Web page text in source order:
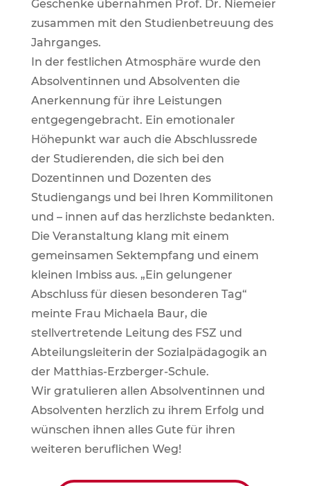
Geschenke übernahmen Prof. Dr. Niemeier
zusammen mit den Studienbetreuung des
Jahrganges.
In der festlichen Atmosphäre wurde den
Absolventinnen und Absolventen die
Anerkennung für ihre Leistungen
entgegengebracht. Ein emotionaler
Höhepunkt war auch die Abschlussrede
der Studierenden, die sich bei den
Dozentinnen und Dozenten des
Studiengangs und bei Ihren Kommilitonen
und – innen auf das herzlichste bedankten.
Die Veranstaltung klang mit einem
gemeinsamen Sektempfang und einem
kleinen Imbiss aus. „Ein gelungener
Abschluss für diesen besonderen Tag“
meinte Frau Michaela Baur, die
stellvertretende Leitung des FSZ und
Abteilungsleiterin der Sozialpädagogik an
der Matthias-Erzberger-Schule.
Wir gratulieren allen Absolventinnen und
Absolventen herzlich zu ihrem Erfolg und
wünschen ihnen alles Gute für ihren
weiteren beruflichen Weg!